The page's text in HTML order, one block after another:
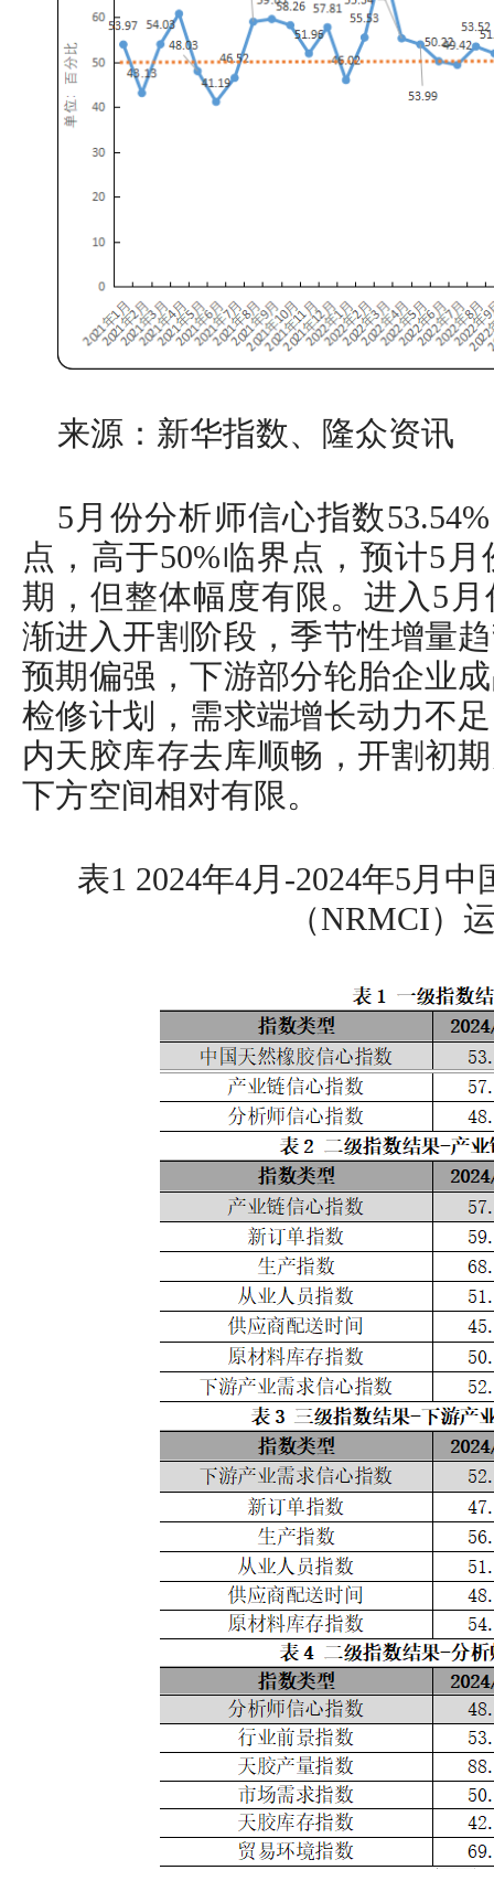
来源：新华指数、隆众资讯
5月份分析师信心指数
点，高于50%临界点，预计5
期，但整体幅度有限。进入5
渐进入开割阶段，季节性增量
预期偏强，下游部分轮胎企业
检修计划，需求端增长动力不
内天胶库存去库顺畅，开割初
下方空间相对有限。
表1 2024年4月-2024年5月
（NRMCI）